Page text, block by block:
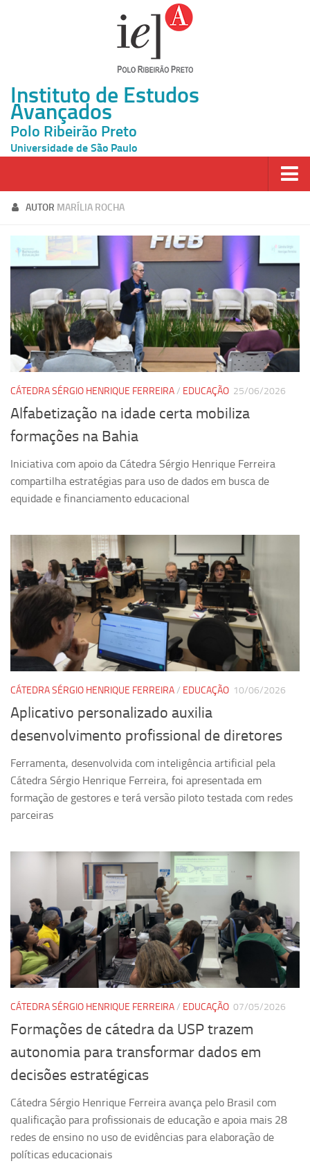
Instituto de Estudos
Avançados
Polo Ribeirão Preto
Universidade de São Paulo
Página Inicial
Inscrição
Cátedras
Pesquisa
Grupos de Estudo
Grupo de Estudos Avançados em Tecnologia e Informação
em Saúde com foco em Populações Vulneráveis
Grupos de estudo encerrados
Grupos de Pesquisa
Direito e Tecnologia (Tech Law)
Grupo de Pesquisa GPUBLIC – Centro de Estudos em Gestão
e Políticas Públicas Contemporâneas
Grupos de pesquisa encerrados
Ano Sabático
Daniel Domingues dos Santos
Programas Ano Sabático Encerrados
Cíntia Rosa Pereira de Lima
Cristina Godoy Bernardo de Oliveira (FDRP)
Evandro Eduardo Seron Ruiz
Fabiana Cristina Severi (FDRP)
Fernando de Lima Caneppele
Professor Sênior
Professores Seniores Encerrados
Institucional
Polo Ribeirão Preto
Equipe
Estrutura do polo
Ciência Por Elas
União Pró-Vacina
USP Analisa
Publicações
AUTOR MARÍLIA ROCHA
CÁTEDRA SÉRGIO HENRIQUE FERREIRA/ EDUCAÇÃO 25/06/2026
Alfabetização na idade certa mobiliza
formações na Bahia
Iniciativa com apoio da Cátedra Sérgio Henrique Ferreira
compartilha estratégias para uso de dados em busca de
equidade e financiamento educacional
CÁTEDRA SÉRGIO HENRIQUE FERREIRA/ EDUCAÇÃO 10/06/2026
Aplicativo personalizado auxilia
desenvolvimento profissional de diretores
Ferramenta, desenvolvida com inteligência artificial pela
Cátedra Sérgio Henrique Ferreira, foi apresentada em
formação de gestores e terá versão piloto testada com redes
parceiras
CÁTEDRA SÉRGIO HENRIQUE FERREIRA/ EDUCAÇÃO 07/05/2026
Formações de cátedra da USP trazem
autonomia para transformar dados em
decisões estratégicas
Cátedra Sérgio Henrique Ferreira avança pelo Brasil com
qualificação para profissionais de educação e apoia mais 28
redes de ensino no uso de evidências para elaboração de
políticas educacionais